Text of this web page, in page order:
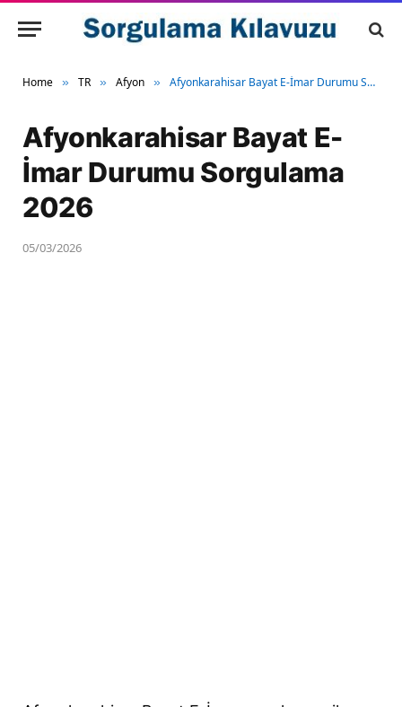
Home » TR » Afyon » Afyonkarahisar Bayat E-İmar Durumu Sorgulama 2026
Afyonkarahisar Bayat E-
İmar Durumu Sorgulama
2026
05/03/2026